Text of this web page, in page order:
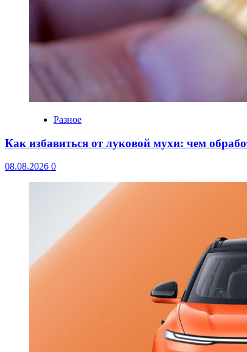
Разное
Как избавиться от луковой мухи: чем
08.08.2026 0